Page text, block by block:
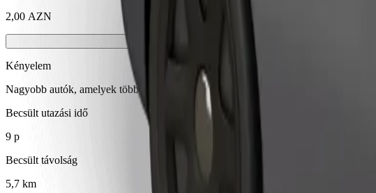
2,00 AZN
Kényelem
Nagyobb autók, amelyek több lábtérrel és tárolóhellyel rendelkeznek
Becsült utazási idő
9 p
Becsült távolság
5,7 km